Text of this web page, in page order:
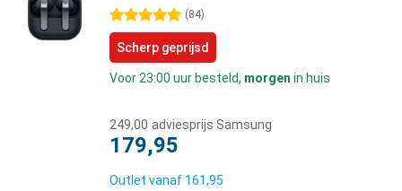
5 sterren (84)
Scherp geprijsd
Voor 23:00 uur besteld, morgen in huis
249,00 adviesprijs Samsung
179,95
Outlet vanaf 161,95